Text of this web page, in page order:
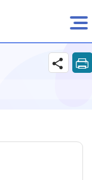
전자민원